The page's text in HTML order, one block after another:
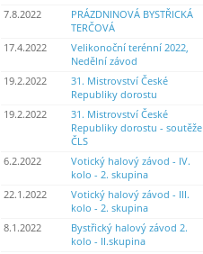
7.8.2022
PRÁZDNINOVÁ BYSTŘICKÁ
TERČOVÁ
17.4.2022
Velikonoční terénní 2022,
Nedělní závod
19.2.2022
31. Mistrovství České
Republiky dorostu
19.2.2022
31. Mistrovství České
Republiky dorostu - soutěže
ČLS
6.2.2022
Votický halový závod - IV.
kolo - 2. skupina
22.1.2022
Votický halový závod - III.
kolo - 2. skupina
8.1.2022
Bystřický halový závod 2.
kolo - II.skupina